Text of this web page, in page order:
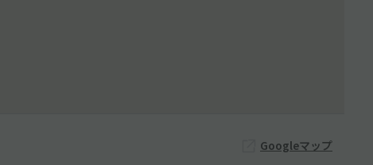
Googleマップ